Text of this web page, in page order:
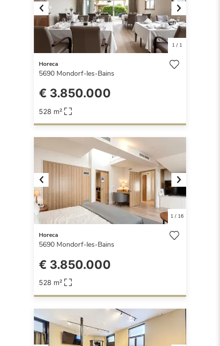
Previous Next
1/ 1
Horeca
5690 Mondorf-les-Bains
€ 3.850.000
528 m²
Previous Next
1/ 16
Horeca
5690 Mondorf-les-Bains
€ 3.850.000
528 m²